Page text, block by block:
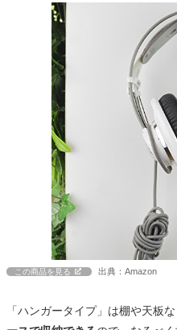
この商品を見る 出典：Amazon
「ハンガータイプ」は棚や天板